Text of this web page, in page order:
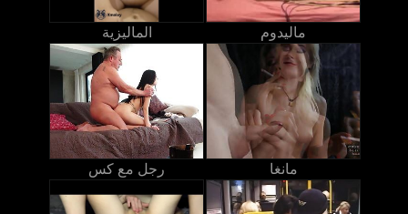
الماليزية ماليدوم
رجل مع كس مانغا